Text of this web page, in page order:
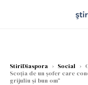
StiriDiaspora › Social ›
Scoția de un șofer care
grijuliu și bun om“